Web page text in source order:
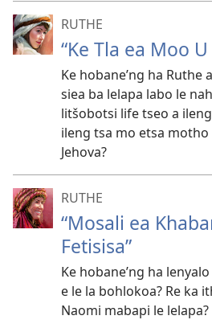
RUTHE
“Ke Tla ea Moo
Ke hobane’ng ha Ruthe
siea ba lelapa labo le
litšobotsi life tseo a
ileng tsa mo etsa
Jehova?
RUTHE
“Mosali ea
Fetisisa”
Ke hobane’ng ha
e le la bohlokoa? Re ka
Naomi mabapi le lelapa?